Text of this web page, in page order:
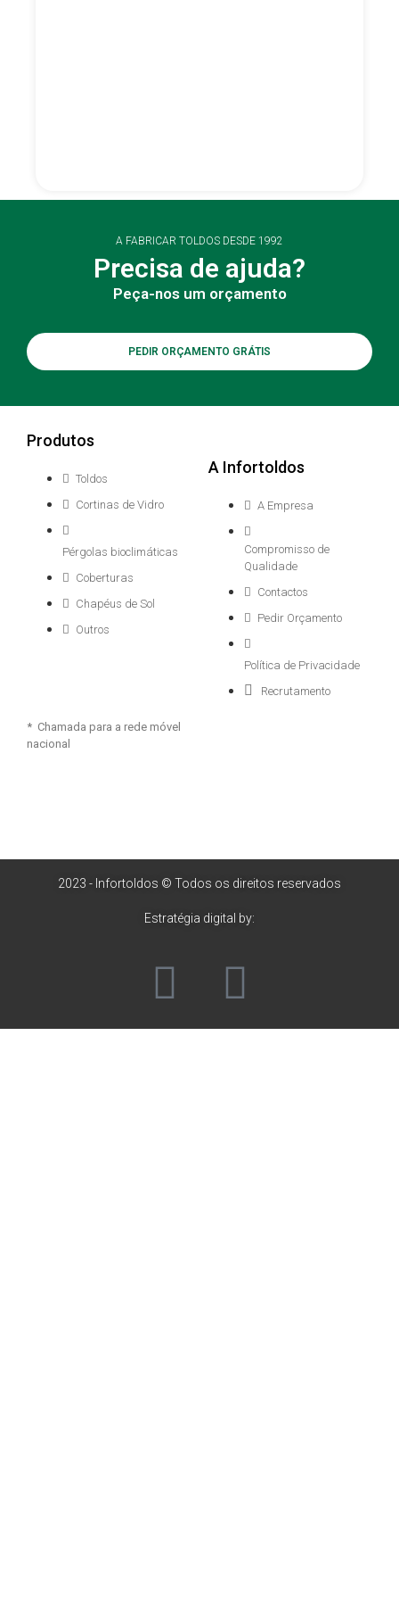
A FABRICAR TOLDOS DESDE 1992
Precisa de ajuda?
Peça-nos um orçamento
PEDIR ORÇAMENTO GRÁTIS
Produtos
Toldos
Cortinas de Vidro
Pérgolas bioclimáticas
Coberturas
Chapéus de Sol
Outros
A Infortoldos
A Empresa
Compromisso de
Qualidade
Contactos
Pedir Orçamento
Política de Privacidade
Recrutamento
* Chamada para a rede móvel
nacional
2023 - Infortoldos © Todos os direitos reservados
Estratégia digital by: